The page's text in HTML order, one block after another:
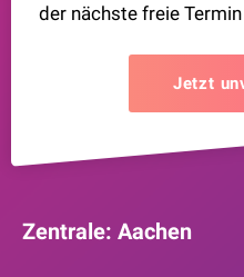
der nächste freie
Jetzt
Zentrale: Aachen